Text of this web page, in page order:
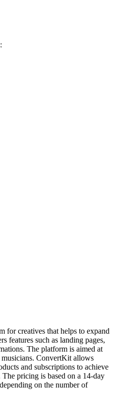
for creatives that helps to expand
features such as landing pages,
The platform is aimed at
musicians. ConvertKit allows
and subscriptions to achieve
The pricing is based on a 14-day
on the number of